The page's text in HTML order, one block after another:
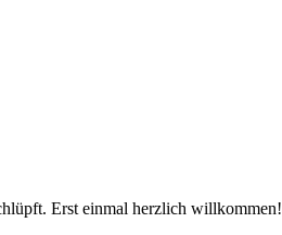
Erst einmal herzlich willkommen!